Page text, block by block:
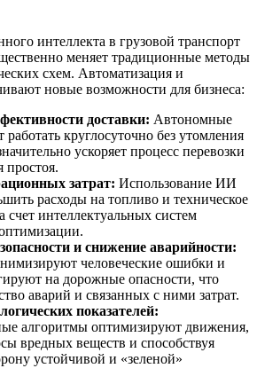
интеллекта в грузовой транспорт
меняет традиционные методы
схем. Автоматизация и
новые возможности для бизнеса:
доставки: Автономные
работать круглосуточно без утомления
ускоряет процесс перевозки
простоя.
затрат: Использование ИИ
расходы на топливо и техническое
счет интеллектуальных систем
и снижение аварийности:
человеческие ошибки и
на дорожные опасности, что
аварий и связанных с ними затрат.
показателей:
алгоритмы оптимизируют движения,
вредных веществ и способствуя
устойчивой и «зеленой»